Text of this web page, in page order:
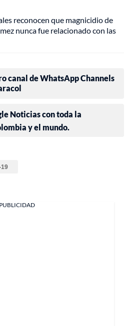
reconocen que magnicidio de
nunca fue relacionado con las
canal de WhatsApp Channels
Noticias con toda la
y el mundo.
PUBLICIDAD